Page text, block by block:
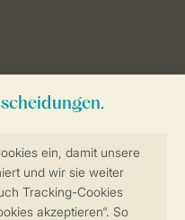
Buchung